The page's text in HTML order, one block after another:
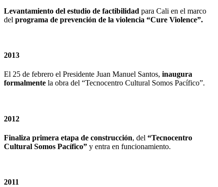
Levantamiento del estudio de factibilidad para Cali en el marco
del programa de prevención de la violencia “Cure Violence”.
2013
El 25 de febrero el Presidente Juan Manuel Santos, inaugura
formalmente la obra del “Tecnocentro Cultural Somos Pacífico”.
2012
Finaliza primera etapa de construcción, del “Tecnocentro
Cultural Somos Pacífico” y entra en funcionamiento.
2011